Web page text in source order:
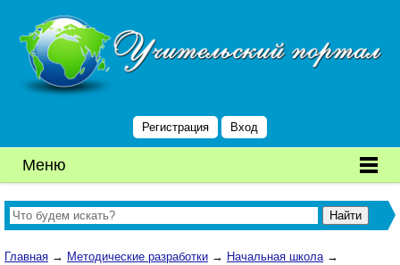
Регистрация Вход
Меню
Главная → Методические разработки → Начальная школа→